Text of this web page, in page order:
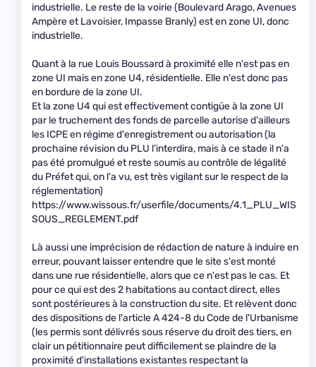
industrielle. Le reste de la voirie (Boulevard Arago, Avenues
Ampère et Lavoisier, Impasse Branly) est en zone UI, donc
industrielle.
Quant à la rue Louis Boussard à proximité elle n'est pas en
zone UI mais en zone U4, résidentielle. Elle n'est donc pas
en bordure de la zone UI.
Et la zone U4 qui est effectivement contigüe à la zone UI
par le truchement des fonds de parcelle autorise d'ailleurs
les ICPE en régime d'enregistrement ou autorisation (la
prochaine révision du PLU l’interdira, mais à ce stade il n'a
pas été promulgué et reste soumis au contrôle de légalité
du Préfet qui, on l'a vu, est très vigilant sur le respect de la
réglementation)
https://www.wissous.fr/userfile/documents/4.1_PLU_WIS
SOUS_REGLEMENT.pdf
Là aussi une imprécision de rédaction de nature à induire en
erreur, pouvant laisser entendre que le site s'est monté
dans une rue résidentielle, alors que ce n'est pas le cas. Et
pour ce qui est des 2 habitations au contact direct, elles
sont postérieures à la construction du site. Et relèvent donc
des dispositions de l'article A 424-8 du Code de l'Urbanisme
(les permis sont délivrés sous réserve du droit des tiers, en
clair un pétitionnaire peut difficilement se plaindre de la
proximité d'installations existantes respectant la